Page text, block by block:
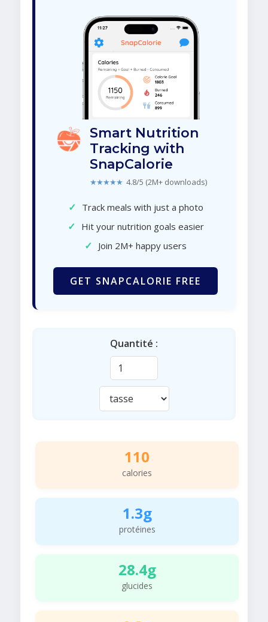
Smart Nutrition
Tracking with
SnapCalorie
★★★★★ 4.8/5 (2M+ downloads)
✓ Track meals with just a photo
✓ Hit your nutrition goals easier
✓ Join 2M+ happy users
GET SNAPCALORIE FREE
Quantité :
110
calories
1.3g
protéines
28.4g
glucides